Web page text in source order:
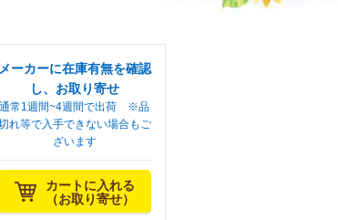
メーカーに在庫有無を確認
し、お取り寄せ
通常1週間~4週間で出荷 ※品
れ等で入手できない場合もご
ざいます
カートに入れる
（お取り寄せ）